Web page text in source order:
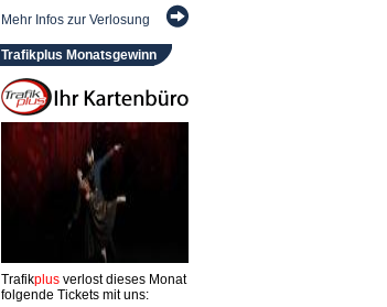
Mehr Infos zur Verlosung
Trafikplus Monatsgewinn
Trafikplusverlost dieses Monat
folgende Tickets mit uns: